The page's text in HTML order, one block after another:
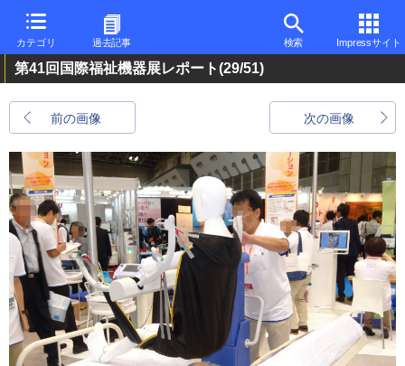
カテゴリ 過去記事 検索 Impressサイト
第41回国際福祉機器展レポート(29/51)
前の画像 次の画像